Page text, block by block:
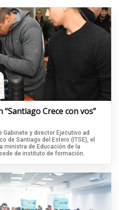
“Santiago Crece con vos”
Gabinete y director Ejecutivo ad
de Santiago del Estero (ITSE), el
ministra de Educación de la
de instituto de formación.